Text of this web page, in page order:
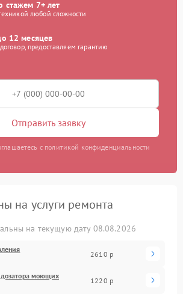
стажем 7+ лет
любой сложности
12 месяцев
предоставляем гарантию
Отправить заявку
с политикой конфиденциальности
на услуги ремонта
на текущую дату 08.08.2026
2610 р
моющих
1220 р